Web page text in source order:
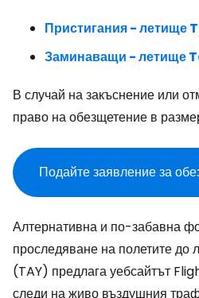
Пристигания -
Заминаващи - летище
В случай на закъснение или
право на обезщетение в
Подайте заявление за
Алтернативна и по-забавна
проследяване на полетите
(TAY) предлага уебсайтът
следи на живо въздушния